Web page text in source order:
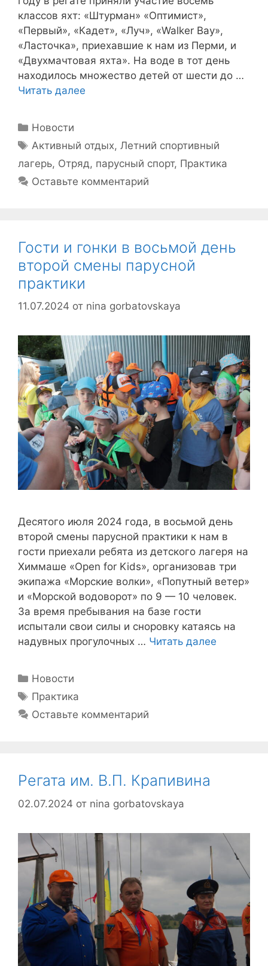
классов яхт: «Штурман» «Оптимист»,
«Первый», «Кадет», «Луч», «Walker Bay»,
«Ласточка», приехавшие к нам из Перми, и
«Двухмачтовая яхта». На воде в тот день
находилось множество детей от шести до …
Читать далее
Рубрики
Новости
Метки
Активный отдых,Летний спортивный
лагерь, Отряд, парусный спорт, Практика
Оставьте комментарий
Гости и гонки в восьмой день
второй смены парусной
практики
11.07.2024 от nina gorbatovskaya
Десятого июля 2024 года, в восьмой день
второй смены парусной практики к нам в
гости приехали ребята из детского лагеря на
Химмаше «Open for Kids», организовав три
экипажа «Морские волки», «Попутный ветер»
и «Морской водоворот» по 9 — 10 человек.
За время пребывания на базе гости
испытали свои силы и сноровку катаясь на
надувных прогулочных … Читать далее
Рубрики
Новости
Метки
Практика
Оставьте комментарий
Регата им. В.П. Крапивина
02.07.2024 от nina gorbatovskaya